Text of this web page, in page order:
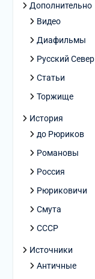
Дополнительно
Видео
Диафильмы
Русский Север
Статьи
Торжище
История
до Рюриков
Романовы
Россия
Рюриковичи
Смута
СССР
Источники
Античные